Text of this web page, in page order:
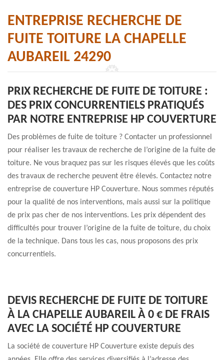
ENTREPRISE RECHERCHE DE
FUITE TOITURE LA CHAPELLE
AUBAREIL 24290
PRIX RECHERCHE DE FUITE DE TOITURE :
DES PRIX CONCURRENTIELS PRATIQUÉS
PAR NOTRE ENTREPRISE HP COUVERTURE
Des problèmes de fuite de toiture ? Contacter un professionnel
pour réaliser les travaux de recherche de l’origine de la fuite de
toiture. Ne vous braquez pas sur les risques élevés que les coûts
des travaux de recherche peuvent être élevés. Contactez notre
entreprise de couverture HP Couverture. Nous sommes réputés
pour la qualité de nos interventions, mais aussi sur la politique
de prix pas cher de nos interventions. Les prix dépendent des
difficultés pour trouver l’origine de la fuite de toiture, du choix
de la technique. Dans tous les cas, nous proposons des prix
concurrentiels.
DEVIS RECHERCHE DE FUITE DE TOITURE
À LA CHAPELLE AUBAREIL À 0 € DE FRAIS
AVEC LA SOCIÉTÉ HP COUVERTURE
La société de couverture HP Couverture existe depuis des